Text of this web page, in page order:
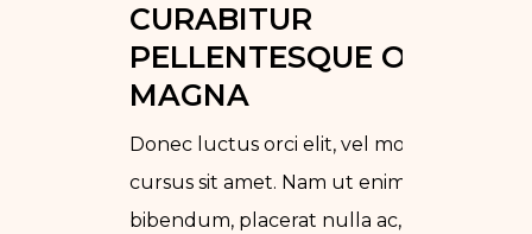
CURABITUR
PELLENTESQUE ODIO
MAGNA
Donec luctus orci elit, vel mollis nisl
cursus sit amet. Nam ut enim
bibendum, placerat nulla ac,